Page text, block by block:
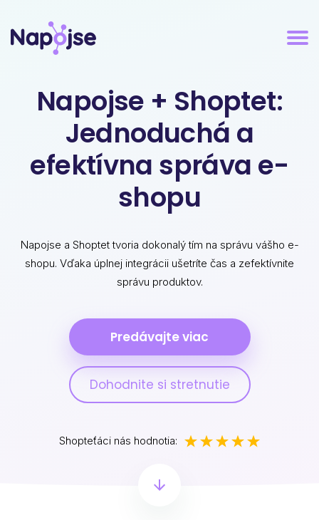
Napojse + Shoptet:
Jednoduchá a
efektívna správa e-
shopu
Napojse a Shoptet tvoria dokonalý tím na správu vášho e-
shopu. Vďaka úplnej integrácii ušetríte čas a zefektívnite
správu produktov.
Predávajte viac
Dohodnite si stretnutie
Shopteťáci nás hodnotia: